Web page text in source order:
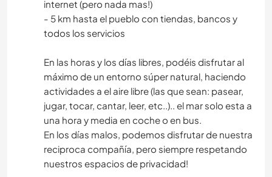
internet (pero nada mas!)
- 5 km hasta el pueblo con tiendas, bancos y
todos los servicios
En las horas y los días libres, podéis disfrutar al
máximo de un entorno súper natural, haciendo
actividades a el aire libre (las que sean: pasear,
jugar, tocar, cantar, leer, etc..).. el mar solo esta a
una hora y media en coche o en bus.
En los días malos, podemos disfrutar de nuestra
reciproca compañía, pero siempre respetando
nuestros espacios de privacidad!